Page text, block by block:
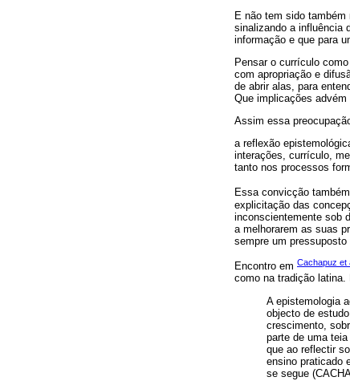
E não tem sido
sinalizando a influência
informação e que para
Pensar o currículo
com apropriação e
de abrir alas, para
Que implicações
Assim essa
a reflexão
interações, currículo,
tanto nos processos
Essa convicção
explicitação das
inconscientemente sob
a melhorarem as suas
sempre um
Encontro em Cachapuz et
como na tradição
A epistemologia
objecto de
crescimento,
parte de uma
que ao reflectir
ensino praticado
se segue